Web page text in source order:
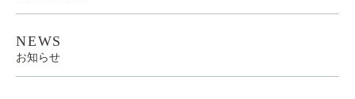
NEWS
お知らせ